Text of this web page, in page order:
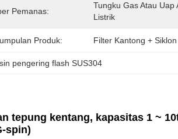
Pemanas:
Tungku Gas Atau Uap
Listrik
Produk: Filter Kantong + Siklon
pengering flash SUS304
tepung kentang, kapasitas 1 ~
spin)